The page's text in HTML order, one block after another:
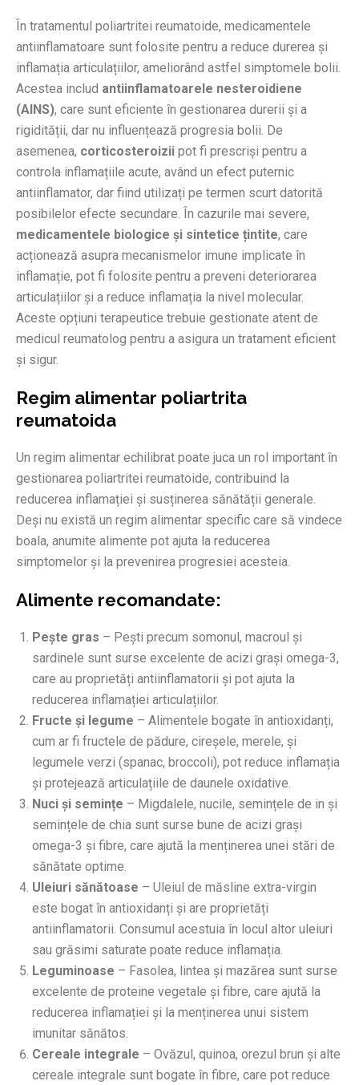
În tratamentul poliartritei reumatoide, medicamentele
antiinflamatoare sunt folosite pentru a reduce durerea și
inflamația articulațiilor, ameliorând astfel simptomele bolii.
Acestea includ antiinflamatoarele nesteroidiene
(AINS), care sunt eficiente în gestionarea durerii și a
rigidității, dar nu influențează progresia bolii. De
asemenea, corticosteroizii pot fi prescriși pentru a
controla inflamațiile acute, având un efect puternic
antiinflamator, dar fiind utilizați pe termen scurt datorită
posibilelor efecte secundare. În cazurile mai severe,
medicamentele biologice și sintetice țintite, care
acționează asupra mecanismelor imune implicate în
inflamație, pot fi folosite pentru a preveni deteriorarea
articulațiilor și a reduce inflamația la nivel molecular.
Aceste opțiuni terapeutice trebuie gestionate atent de
medicul reumatolog pentru a asigura un tratament eficient
și sigur.
Regim alimentar poliartrita
reumatoida
Un regim alimentar echilibrat poate juca un rol important în
gestionarea poliartritei reumatoide, contribuind la
reducerea inflamației și susținerea sănătății generale.
Deși nu există un regim alimentar specific care să vindece
boala, anumite alimente pot ajuta la reducerea
simptomelor și la prevenirea progresiei acesteia.
Alimente recomandate:
Pește gras – Pești precum somonul, macroul și
sardinele sunt surse excelente de acizi grași omega-3,
care au proprietăți antiinflamatorii și pot ajuta la
reducerea inflamației articulațiilor.
Fructe și legume – Alimentele bogate în antioxidanți,
cum ar fi fructele de pădure, cireșele, merele, și
legumele verzi (spanac, broccoli), pot reduce inflamația
și protejează articulațiile de daunele oxidative.
Nuci și semințe – Migdalele, nucile, semințele de in și
semințele de chia sunt surse bune de acizi grași
omega-3 și fibre, care ajută la menținerea unei stări de
sănătate optime.
Uleiuri sănătoase – Uleiul de măsline extra-virgin
este bogat în antioxidanți și are proprietăți
antiinflamatorii. Consumul acestuia în locul altor uleiuri
sau grăsimi saturate poate reduce inflamația.
Leguminoase – Fasolea, lintea și mazărea sunt surse
excelente de proteine vegetale și fibre, care ajută la
reducerea inflamației și la menținerea unui sistem
imunitar sănătos.
Cereale integrale – Ovăzul, quinoa, orezul brun și alte
cereale integrale sunt bogate în fibre, care pot reduce